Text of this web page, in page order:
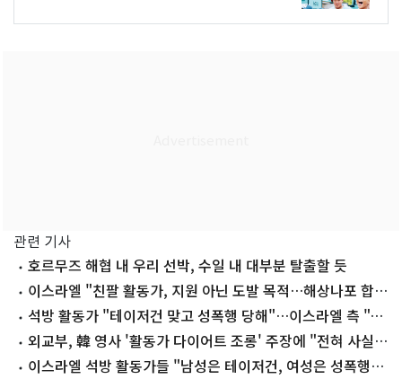
관련 기사
호르무즈 해협 내 우리 선박, 수일 내 대부분 탈출할 듯
이스라엘 "친팔 활동가, 지원 아닌 도발 목적…해상나포 합법
적"석방 활동가 "테이저건 맞고 성폭행 당해"…이스라엘 측 "근
거 없어"(종합)
외교부, 韓 영사 '활동가 다이어트 조롱' 주장에 "전혀 사실
아냐"
이스라엘 석방 활동가들 "남성은 테이저건, 여성은 성폭행당